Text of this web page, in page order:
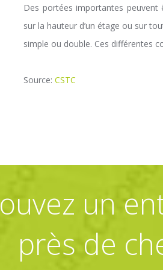
Des portées importantes peuvent
sur la hauteur d’un étage ou sur
simple ou double. Ces différentes
Source: CSTC
un
près de